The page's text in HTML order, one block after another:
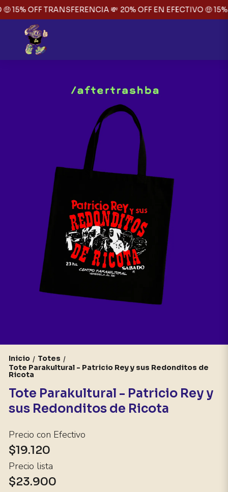
15% OFF TRANSFERENCIA 💸 20% OFF EN EFECTIVO 🤑
Inicio / Totes /
Tote Parakultural - Patricio Rey y sus Redonditos de
Ricota
Tote Parakultural - Patricio Rey y
sus Redonditos de Ricota
Precio con Efectivo
$19.120
Precio lista
$23.900